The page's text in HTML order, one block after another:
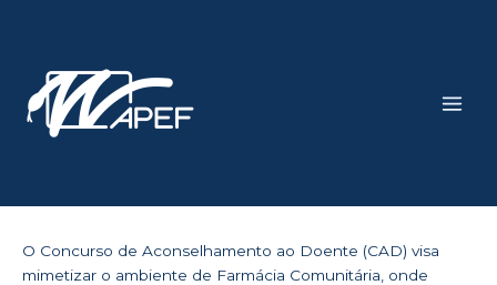
O Concurso de Aconselhamento ao Doente (CAD) visa
mimetizar o ambiente de Farmácia Comunitária, onde